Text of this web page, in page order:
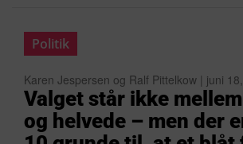
Politik
Karen Jespersen og Ralf Pittelkow | juni
Valget står ikke
og helvede – men der